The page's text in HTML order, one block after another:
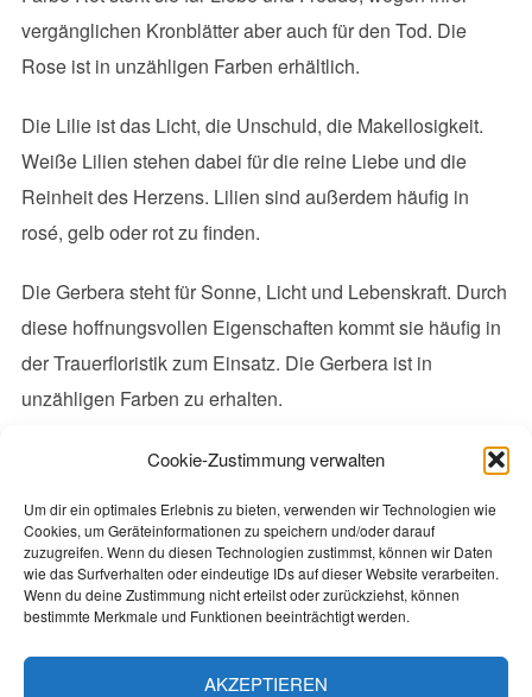
Cookie-Zustimmung verwalten
Um dir ein optimales Erlebnis zu bieten, verwenden wir Technologien wie
Cookies, um Geräteinformationen zu speichern und/oder darauf
zuzugreifen. Wenn du diesen Technologien zustimmst, können wir Daten
wie das Surfverhalten oder eindeutige IDs auf dieser Website verarbeiten.
Wenn du deine Zustimmung nicht erteilst oder zurückziehst, können
bestimmte Merkmale und Funktionen beeinträchtigt werden.
AKZEPTIEREN
vergänglichen Kronblätter aber auch für den Tod. Die
Rose ist in unzähligen Farben erhältlich.
Die Lilie ist das Licht, die Unschuld, die Makellosigkeit.
Weiße Lilien stehen dabei für die reine Liebe und die
Reinheit des Herzens. Lilien sind außerdem häufig in
rosé, gelb oder rot zu finden.
Die Gerbera steht für Sonne, Licht und Lebenskraft. Durch
diese hoffnungsvollen Eigenschaften kommt sie häufig in
der Trauerfloristik zum Einsatz. Die Gerbera ist in
unzähligen Farben zu erhalten.
In ihren unterschiedlichen Farben ist die Nelke gerade
Trauerblume.
Die Calla symbolisiert die Unsterblichkeit, Moderne,
Eleganz und Schönheit. Sie wird häufig in weiß
ausgewählt, ist aber auch in gelb oder lila beliebt.